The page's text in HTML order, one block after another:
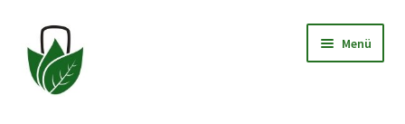
Zur
Navigation
springen
Zum
Inhalt
springen
Menü